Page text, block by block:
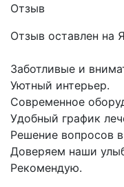
Отзыв
Отзыв оставлен на
Заботливые и
Уютный интерьер.
Современное
Удобный график
Решение вопросов
Доверяем наши
Рекомендую.